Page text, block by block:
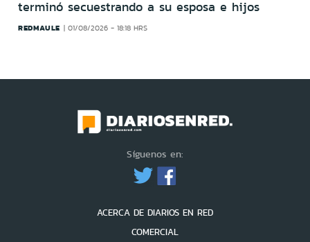
terminó secuestrando a su esposa e hijos
REDMAULE 01/08/2026 - 18:18 HRS
Síguenos en:
ACERCA DE DIARIOS EN RED
COMERCIAL